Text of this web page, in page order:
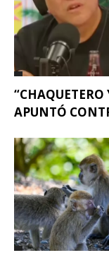
“CHAQUETERO
APUNTÓ